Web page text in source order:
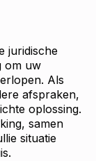
juridische
om uw
Als
afspraken,
oplossing.
samen
situatie